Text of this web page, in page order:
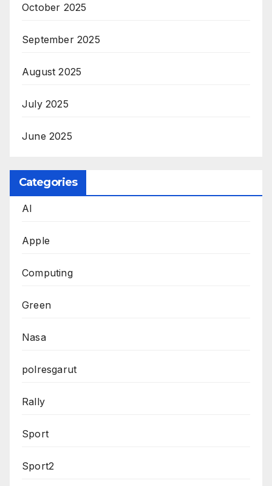
October 2025
September 2025
August 2025
July 2025
June 2025
Categories
AI
Apple
Computing
Green
Nasa
polresgarut
Rally
Sport
Sport2